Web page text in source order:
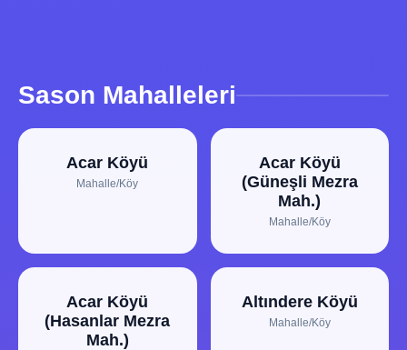
Sason Mahalleleri
Acar Köyü
Mahalle/Köy
Acar Köyü
(Güneşli Mezra
Mah.)
Mahalle/Köy
Acar Köyü
(Hasanlar Mezra
Mah.)
Altındere Köyü
Mahalle/Köy